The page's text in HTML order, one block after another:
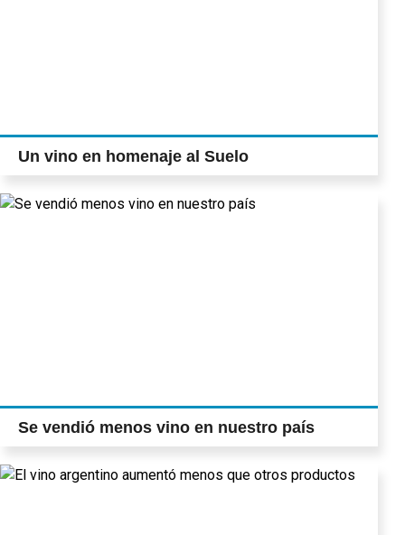
Un vino en homenaje al Suelo
Se vendió menos vino en nuestro país